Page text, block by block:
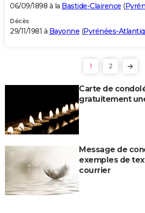
06/09/1898 à la Bastide-Clairence (
Décès
29/11/1981 à Bayonne (Pyrénées-
1 2
Carte de
gratuitement
Message de
exemples de
courrier